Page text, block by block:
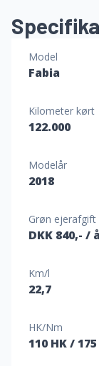
Model
Fabia
Kilometer kørt
122.000
Modelår
2018
Grøn ejerafgift
DKK 840,- /
Km/l
22,7
HK/Nm
110 HK/